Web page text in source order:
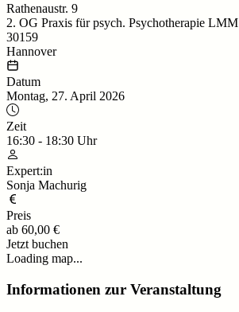
Rathenaustr. 9
2. OG Praxis für psych. Psychotherapie LMM
30159
Hannover
Datum
Montag, 27. April 2026
Zeit
16:30 - 18:30 Uhr
Expert:in
Sonja Machurig
Preis
ab 60,00 €
Jetzt buchen
Loading map...
Informationen zur Veranstaltung